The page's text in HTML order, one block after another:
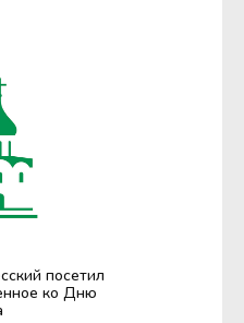
посетил
ко Дню